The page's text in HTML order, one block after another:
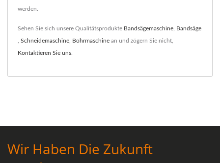
werden.
Sehen Sie sich unsere Qualitätsprodukte Bandsägemaschine Bandsäge
Schneidemaschine Bohrmaschine an und zögern Sie nicht,
Kontaktieren Sie uns
Wir Haben Die Zukunft